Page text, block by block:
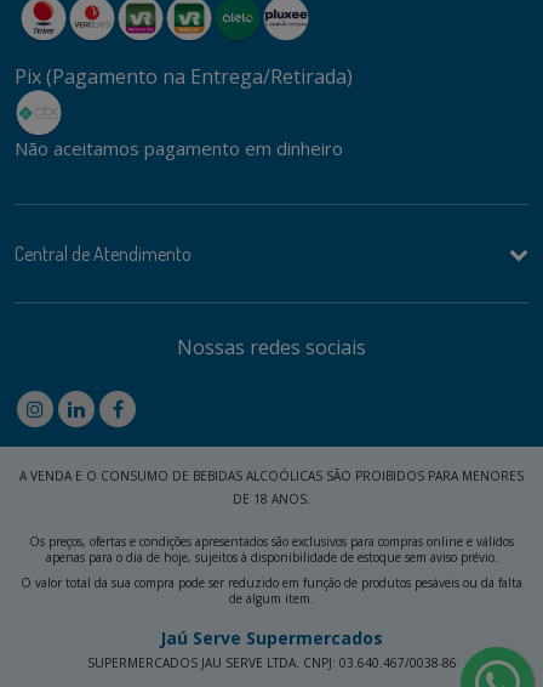
Pix (Pagamento na Entrega/Retirada)
Não aceitamos pagamento em dinheiro
Central de Atendimento
Nossas redes sociais
A VENDA E O CONSUMO DE BEBIDAS ALCOÓLICAS SÃO PROIBIDOS PARA MENORES
DE 18 ANOS.
Os preços, ofertas e condições apresentados são exclusivos para compras online e válidos
apenas para o dia de hoje, sujeitos à disponibilidade de estoque sem aviso prévio.
O valor total da sua compra pode ser reduzido em função de produtos pesáveis ou da falta
de algum item.
Jaú Serve Supermercados
SUPERMERCADOS JAU SERVE LTDA. CNPJ: 03.640.467/0038-86